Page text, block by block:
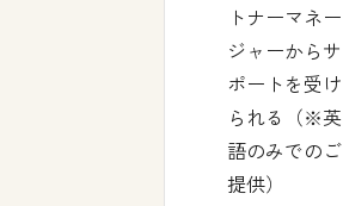
トナーマネー
ジャーからサ
ポートを受け
られる（※英
語のみでのご
提供）